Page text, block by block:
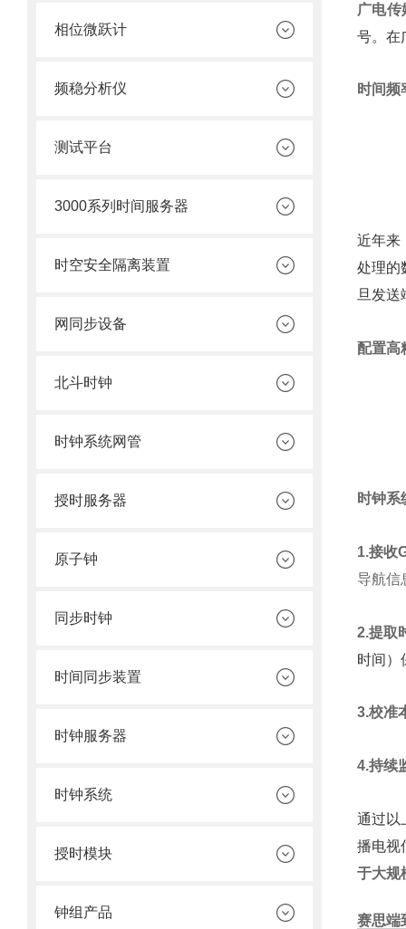
相位微跃计
频稳分析仪
测试平台
3000系列时间服务器
时空安全隔离装置
网同步设备
北斗时钟
时钟系统网管
授时服务器
原子钟
同步时钟
时间同步装置
时钟服务器
时钟系统
授时模块
钟组产品
广电
号。在
时间频
近年来
处理的
旦发
配置高
时钟系
1.接收
导航信
2.提取
时间）
3.校准
4.持续
通过以
播电视
于大规
赛思端